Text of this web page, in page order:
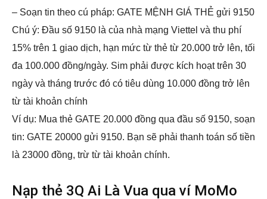
– Soạn tin theo cú pháp: GATE MỆNH GIÁ THẺ gửi 9150
Chú ý: Đầu số 9150 là của nhà mạng Viettel và thu phí
15% trên 1 giao dịch, hạn mức từ thẻ từ 20.000 trở lên, tối
đa 100.000 đồng/ngày. Sim phải được kích hoạt trên 30
ngày và tháng trước đó có tiêu dùng 10.000 đồng trở lên
từ tài khoản chính
Ví dụ: Mua thẻ GATE 20.000 đồng qua đầu số 9150, soạn
tin: GATE 20000 gửi 9150. Bạn sẽ phải thanh toán số tiền
là 23000 đồng, trừ từ tài khoản chính.
Nạp thẻ 3Q Ai Là Vua qua ví MoMo